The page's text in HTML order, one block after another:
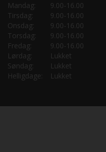
Mandag:
9.00-16.00
Tirsdag:
9.00-16.00
Onsdag:
9.00-16.00
Torsdag:
9.00-16.00
Fredag:
9.00-16.00
Lørdag:
Lukket
Søndag:
Lukket
Helligdage:
Lukket